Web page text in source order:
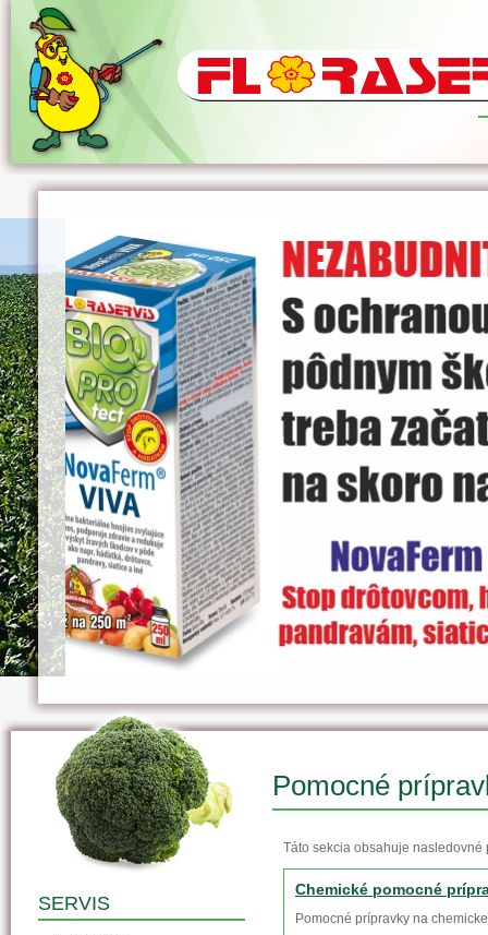
Pomocné
Táto sekcia obsahuje nasledovné
Chemické pomocné
Pomocné prípravky na
SERVIS